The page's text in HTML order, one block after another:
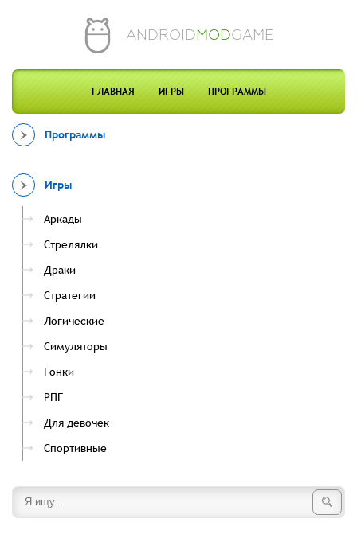
ANDROIDMODGAME
ГЛАВНАЯ ИГРЫ ПРОГРАММЫ
Программы
Игры
Аркады
Стрелялки
Драки
Стратегии
Логические
Симуляторы
Гонки
РПГ
Для девочек
Спортивные